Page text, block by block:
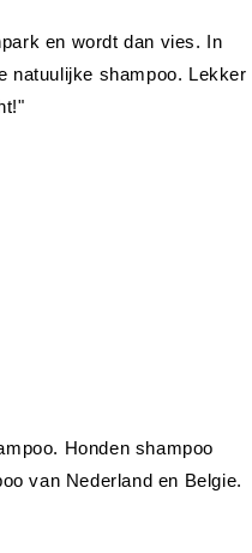
en wordt dan vies. In
natuulijke shampoo. Lekker